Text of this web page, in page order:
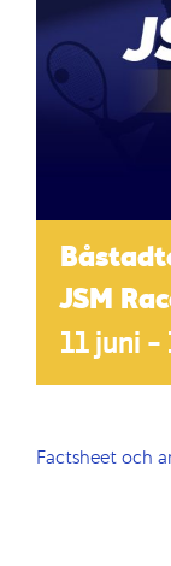
JSM
11 juni –
Factsheet och